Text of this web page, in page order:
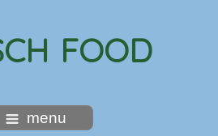
FOOD
menu